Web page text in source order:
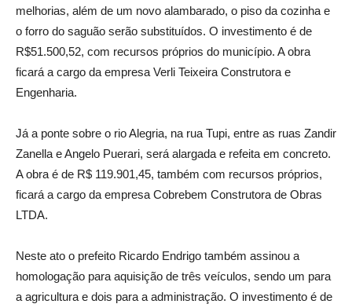
melhorias, além de um novo alambarado, o piso da cozinha e
o forro do saguão serão substituídos. O investimento é de
R$51.500,52, com recursos próprios do município. A obra
ficará a cargo da empresa Verli Teixeira Construtora e
Engenharia.
Já a ponte sobre o rio Alegria, na rua Tupi, entre as ruas Zandir
Zanella e Angelo Puerari, será alargada e refeita em concreto.
A obra é de R$ 119.901,45, também com recursos próprios,
ficará a cargo da empresa Cobrebem Construtora de Obras
LTDA.
Neste ato o prefeito Ricardo Endrigo também assinou a
homologação para aquisição de três veículos, sendo um para
a agricultura e dois para a administração. O investimento é de